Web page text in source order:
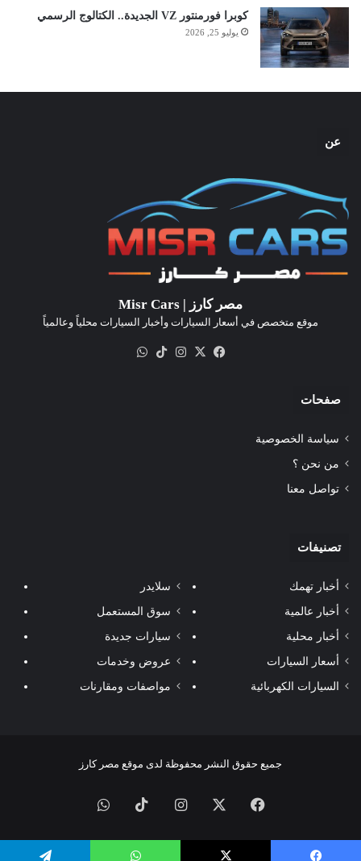
كوبرا فورمنتور VZ الجديدة.. الكتالوج الرسمي
يوليو 25, 2026
عن
مصر كارز | Misr Cars
موقع متخصص في أسعار السيارات وأخبار السيارات محلياً وعالمياً
فيسبوك
‫X انستقرام‫TikTok
صفحات
سياسة الخصوصية
من نحن ؟
تواصل معنا
تصنيفات
أخبار تهمك
أخبار عالمية
أخبار محلية
أسعار السيارات
السيارات الكهربائية
سلايدر
سوق المستعمل
سيارات جديدة
عروض وخدمات
مواصفات ومقارنات
جميع حقوق النشر محفوظة لدى موقع مصر كارز
فيسبوك انستقرام‫TikTokواتساب